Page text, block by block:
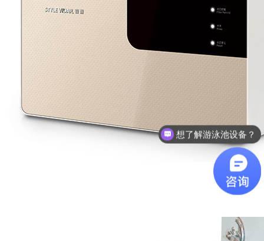
想了解游泳池设备？